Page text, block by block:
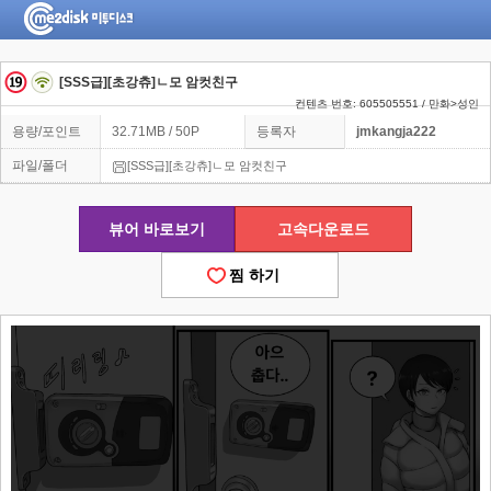
[SSS급][초강츄]ㄴ모 암컷친구
컨텐츠 번호: 605505551 / 만화>성인
용량/포인트 32.71MB / 50P 등록자 jmkangja222
파일/폴더 [SSS급][초강츄]ㄴ모 암컷친구
뷰어 바로보기 고속다운로드
찜 하기